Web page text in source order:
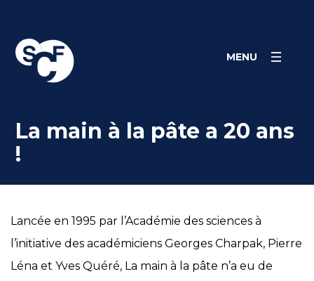
content
MENU
La main à la pâte a 20 ans
!
Lancée en 1995 par l’Académie des sciences à
l’initiative des académiciens Georges Charpak, Pierre
Léna et Yves Quéré, La main à la pâte n’a eu de